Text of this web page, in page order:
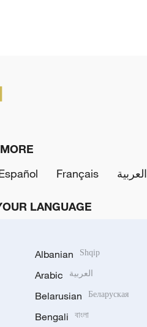
Français العربية
LANGUAGE
Albanian Shqip
Arabic العربية
Belarusian Беларуская
Bengali বাংলা